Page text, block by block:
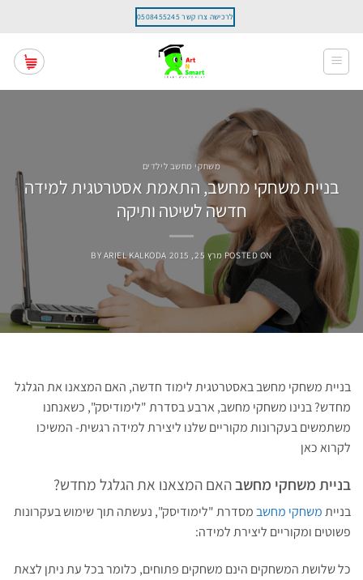
content
לרכישה צרו קשר 0508455245
משחקי מחשב לילדים
בניית משחקי מחשב, התאמת אסטרטגית למידה
חדשה לשיטה ותיקה
POSTED ON מרץ 25, 2015 BY ARIEL KALKODA
בניית משחקי מחשב באסטרטגית לימוד חדשה, האם המצאנו את הגלגל
מחדש? בנינו משחקי מחשב, ארבע בסדרת "לימודיסק", כשאנחנו
משתמשים בעקרונות מקוריים שלנו ליצירת למידה רגשית- המשיכו
לקרוא כאן
בניית משחקי מחשבהאם המצאנו את הגלגל מחדש?
בנייתמשחקי מחשבמסדרת "לימודיסק", נעשתה תוך שימוש בעקרונות
פשוטים ומקוריים ליצירת למידה:
כל שלושת המשחקים הינם משחקים פתוחים, כלומר בכל עת ניתן לצאת